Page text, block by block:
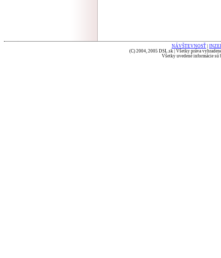
NÁVŠTEVNOSŤ
(C) 2004, 2005 DSL.sk | Všetky práva
Všetky uvedené informácie sú